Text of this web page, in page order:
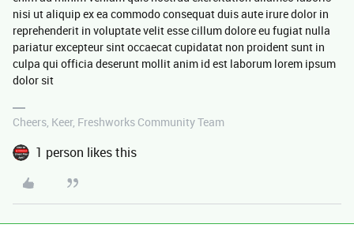
nisi ut aliquip ex ea commodo consequat duis aute irure dolor in
reprehenderit in voluptate velit esse cillum dolore eu fugiat nulla
pariatur excepteur sint occaecat cupidatat non proident sunt in
culpa qui officia deserunt mollit anim id est laborum lorem ipsum
dolor sit
Cheers, Keer, Freshworks Community Team
1 person likes this